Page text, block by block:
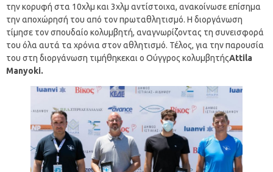
την κορυφή στα 10χλμ και 3χλμ αντίστοιχα, ανακοίνωσε επίσημα
την αποχώρησή του από τον πρωταθλητισμό. Η διοργάνωση
τίμησε τον σπουδαίο κολυμβητή, αναγνωρίζοντας τη συνεισφορά
του όλα αυτά τα χρόνια στον αθλητισμό. Τέλος, για την παρουσία
του στη διοργάνωση τιμήθηκεκαι ο Ούγγρος κολυμβητήςAttila
Manyoki.